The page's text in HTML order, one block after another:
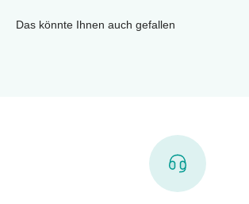
Das könnte Ihnen auch gefallen